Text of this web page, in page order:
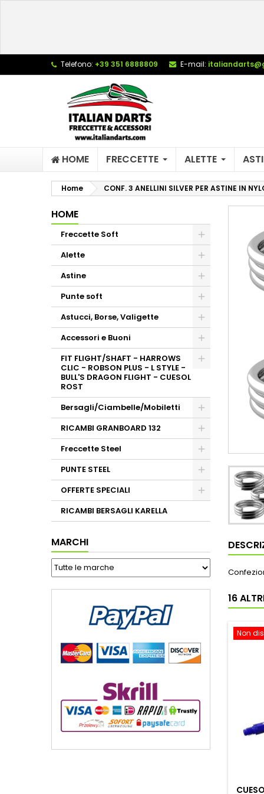
Telefono: +39 351 6888809 E-mail:
HOME FRECCETTE ALETTE
Home CONF. 3 ANELLINI SILVER PER ASTINE IN
HOME
Freccette Soft
Alette
Astine
Punte soft
Astucci, Borse, Valigette
Accessori e Buoni
FIT FLIGHT/SHAFT - HARROWS
CLIC - ROBSON PLUS - L STYLE -
BULL'S DRAGON FLIGHT - CUESOL
ROST
Bersagli/Ciambelle/Mobiletti
RICAMBI GRANBOARD 132
Freccette Steel
PUNTE STEEL
OFFERTE SPECIALI
RICAMBI BERSAGLI KARELLA
MARCHI
16
Non
add_circle_outline